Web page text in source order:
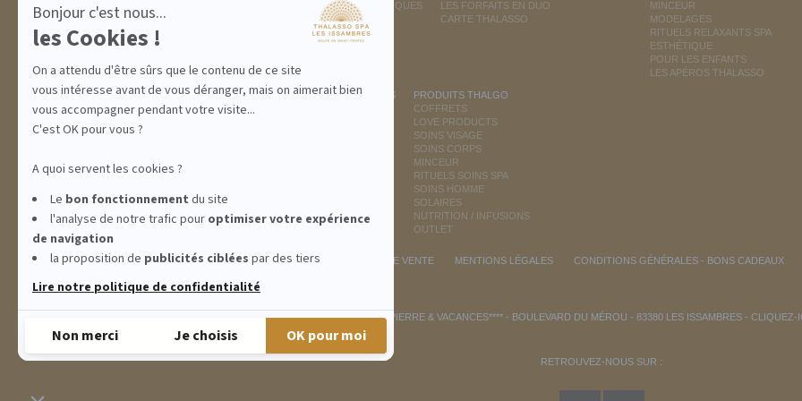
Bonjour c'est nous...
les Cookies !
On a attendu d'être sûrs que le contenu de ce site
vous intéresse avant de vous déranger, mais on aimerait bien
vous accompagner pendant votre visite...
C'est OK pour vous ?
A quoi servent les cookies ?
Le bon fonctionnement du site
l'analyse de notre trafic pour optimiservotre expérience
de navigation
la proposition de publicités ciblées par des tiers
Lire notre politique de confidentialité
Non merci Je choisis OK pour moi
INCENTIVE
INFORMATIONS PRATIQUES
LES FORFAITS EN DUO
CARTE THALASSO
MINCEUR
MODELAGES
RITUELS RELAXANTS SPA
ESTHÉTIQUE
POUR LES ENFANTS
LES APÉROS THALASSO
ABONNEMENTS IDÉES CADEAUX PROMOS
PRODUITS THALGO
COFFRETS
LOVE PRODUCTS
SOINS VISAGE
SOINS CORPS
MINCEUR
RITUELS SOINS SPA
SOINS HOMME
SOLAIRES
NUTRITION / INFUSIONS
OUTLET
INFORMATIONS CONDITIONS GÉNÉRALES DE VENTE MENTIONS LÉGALES CONDITIONS GÉNÉRALES - BONS CADEAUX
THALASSO SPA LES ISSAMBRES - RÉSIDENCE LES CALANQUES PIERRE & VACANCES**** - BOULEVARD DU MÉROU - 83380 LES ISSAMBRES - CLIQUEZ-
RETROUVEZ-NOUS SUR :